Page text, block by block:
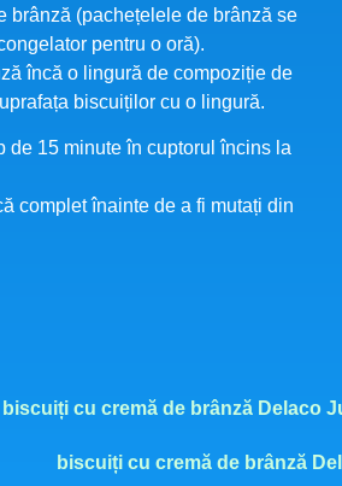
brânză (pachețelele de brânză se
pentru o oră).
încă o lingură de compoziție de
biscuiților cu o lingură.
de 15 minute în cuptorul încins la
complet înainte de a fi mutați din